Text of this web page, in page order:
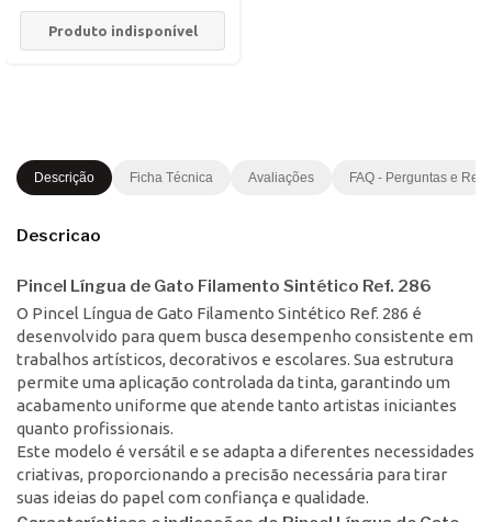
Produto indisponível
Descrição Ficha Técnica Avaliações FAQ - Perguntas e
Descricao
Pincel Língua de Gato Filamento Sintético Ref. 286
O Pincel Língua de Gato Filamento Sintético Ref. 286 é
desenvolvido para quem busca desempenho consistente em
trabalhos artísticos, decorativos e escolares. Sua estrutura
permite uma aplicação controlada da tinta, garantindo um
acabamento uniforme que atende tanto artistas iniciantes
quanto profissionais.
Este modelo é versátil e se adapta a diferentes necessidades
criativas, proporcionando a precisão necessária para tirar
suas ideias do papel com confiança e qualidade.